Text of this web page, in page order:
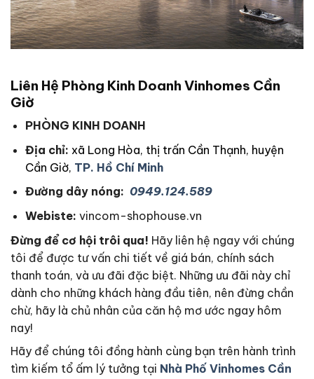
Liên Hệ Phòng Kinh Doanh Vinhomes Cần
Giờ
PHÒNG KINH DOANH
Địa chỉ: xã Long Hòa, thị trấn Cần Thạnh, huyện
Cần Giờ, TP. Hồ Chí Minh
Đường dây nóng: 0949.124.589
Webiste: vincom-shophouse.vn
Đừng để cơ hội trôi qua! Hãy liên hệ ngay với chúng
tôi để được tư vấn chi tiết về giá bán, chính sách
thanh toán, và ưu đãi đặc biệt. Những ưu đãi này chỉ
dành cho những khách hàng đầu tiên, nên đừng chần
chừ, hãy là chủ nhân của căn hộ mơ ước ngay hôm
nay!
Hãy để chúng tôi đồng hành cùng bạn trên hành trình
tìm kiếm tổ ấm lý tưởng tại Nhà Phố Vinhomes Cần